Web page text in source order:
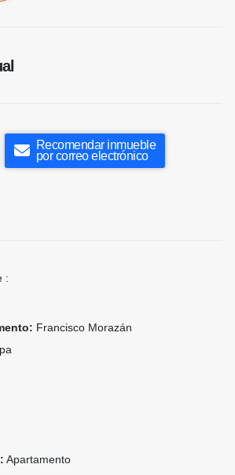
Recomendar inmueble
por correo electrónico
:
Francisco Morazán
Apartamento